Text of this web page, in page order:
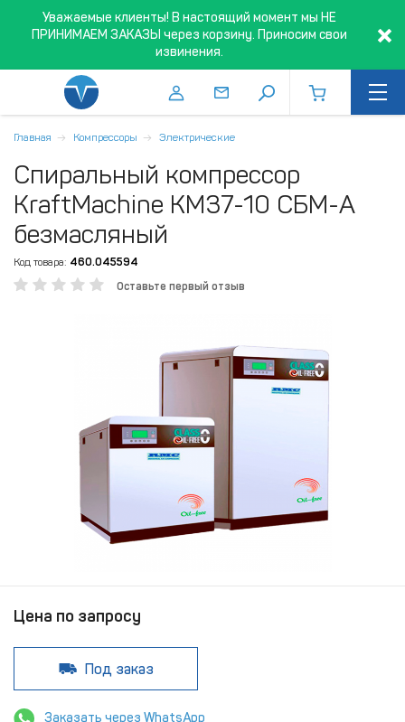
Уважаемые клиенты! В настоящий момент мы НЕ
ПРИНИМАЕМ ЗАКАЗЫ через корзину. Приносим свои
извинения.
Главная Компрессоры Электрические
Спиральный компрессор
KraftMachine КМ37-10 СБМ-А
безмасляный
Код товара: 460.045594
Оставьте первый отзыв
Цена по запросу
Под заказ
Заказать через WhatsApp